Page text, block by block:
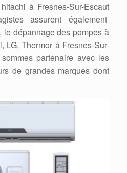
à Fresnes-Sur-Escaut
assurent également
le dépannage des pompes à
LG, Thermor à Fresnes-Sur-
partenaire avec les
de grandes marques dont